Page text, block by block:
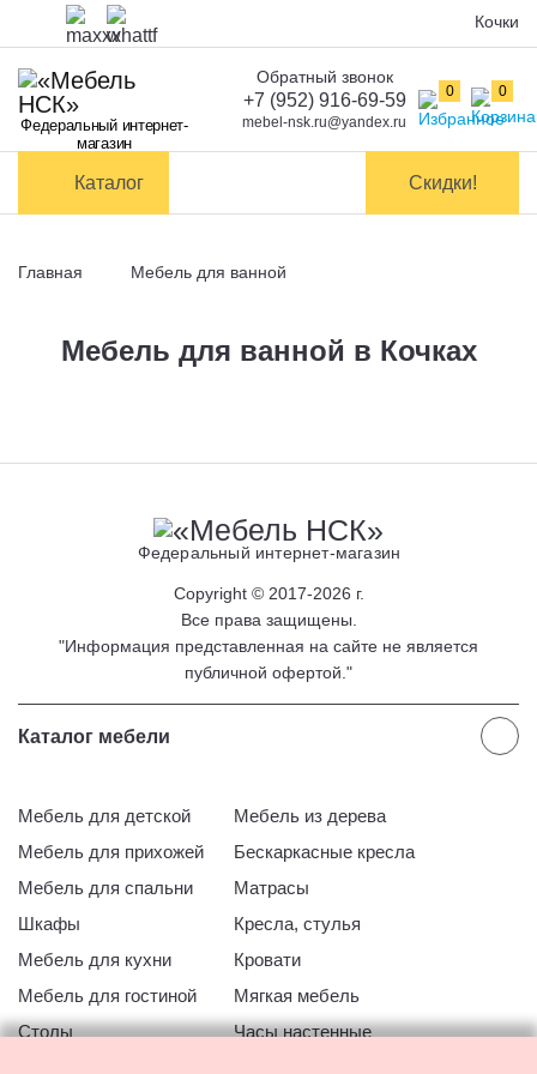
Оплата
Доставка и
самовывоз
Сборка
Кочки
Федеральный интернет-
магазин
0 0
Обратный звонок
+7 (952) 916-69-59
mebel-nsk.ru@yandex.ru
Каталог Скидки!
Главная Мебель для ванной
Мебель для ванной в Кочках
Федеральный интернет-магазин
Copyright © 2017-2026 г.
Все права защищены.
"Информация представленная на сайте не является
публичной офертой."
Каталог мебели
Мебель для детской
Мебель для прихожей
Мебель для спальни
Шкафы
Мебель для кухни
Мебель для гостиной
Столы
Мебель из дерева
Бескаркасные кресла
Матрасы
Кресла, стулья
Кровати
Мягкая мебель
Часы настенные